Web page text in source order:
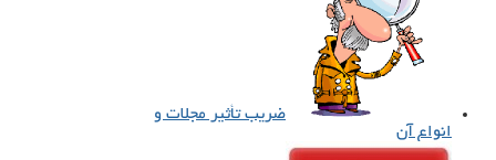
ضریب تأثیر مجلات و
انواع آن